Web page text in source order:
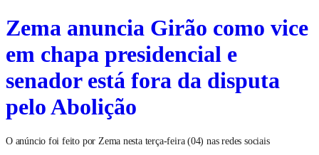
Zema anuncia Girão como vice
em chapa presidencial e
senador está fora da disputa
pelo Abolição
O anúncio foi feito por Zema nesta terça-feira (04) nas redes sociais